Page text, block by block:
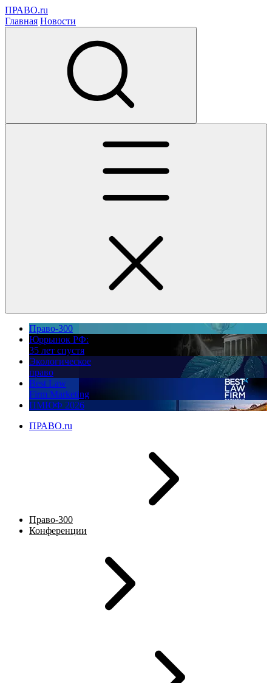
ПРАВО.ru
Главная Новости
Право-300
Юррынок РФ:
35 лет спустя
Экологическое
право
Best Law
Firm Marketing
ПМЮФ 2026
ПРАВО.ru
Право-300
Конференции